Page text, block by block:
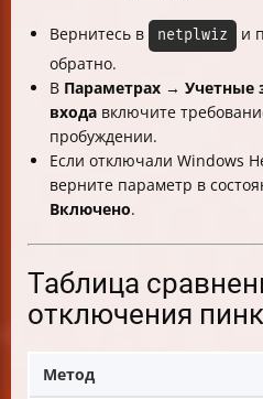
Вернитесь в netplwiz
и
обратно.
В Параметрах → Учетные
входа включите
пробуждении.
Если отключали Windows
верните параметр в
Включено.
Таблица
отключения
Метод